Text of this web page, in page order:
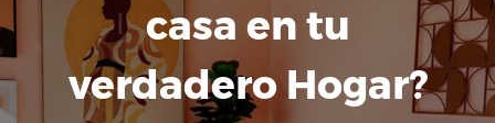
casa en tu
verdadero Hogar?